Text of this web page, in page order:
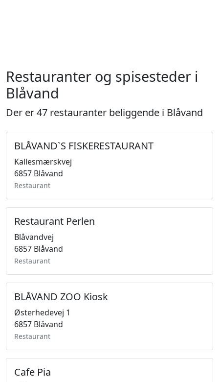
Restauranter og spisesteder i
Blåvand
Der er 47 restauranter beliggende i Blåvand
BLÅVAND`S FISKERESTAURANT
Kallesmærskvej
6857 Blåvand
Restaurant
Restaurant Perlen
Blåvandvej
6857 Blåvand
Restaurant
BLÅVAND ZOO Kiosk
Østerhedevej 1
6857 Blåvand
Restaurant
Cafe Pia